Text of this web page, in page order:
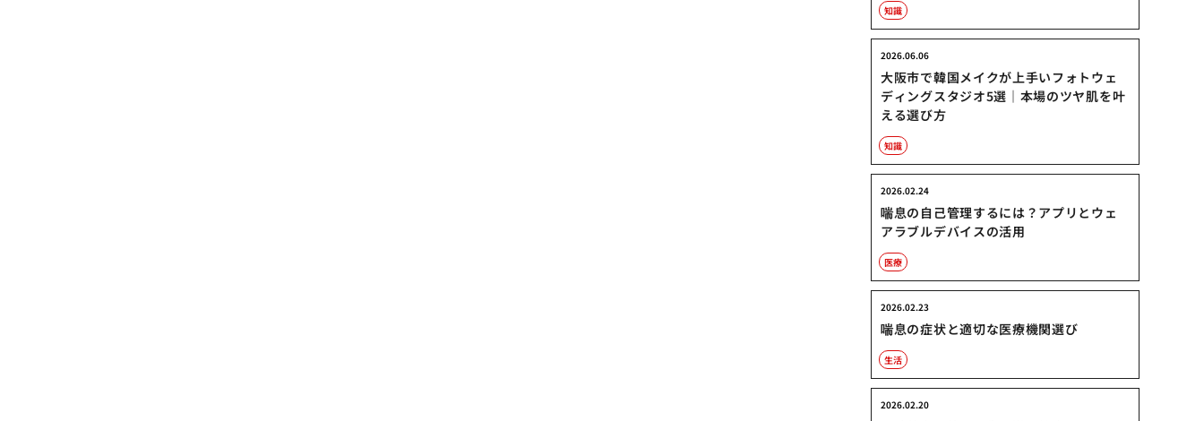
知識
大阪市で韓国メイクが上手いフォトウェ
ディングスタジオ5選｜本場のツヤ肌を叶
える選び方
2026.06.06
知識
喘息の自己管理するには？アプリとウェ
アラブルデバイスの活用
2026.02.24
医療
喘息の症状と適切な医療機関選び
2026.02.23
生活
2026.02.20